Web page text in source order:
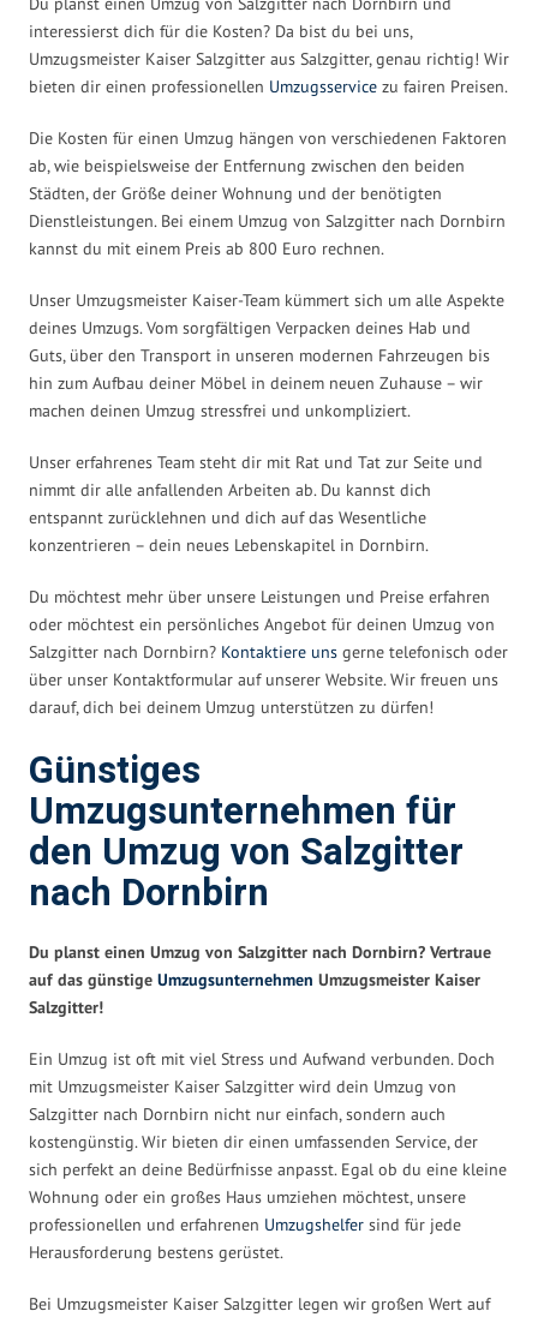
interessierst dich für die Kosten? Da bist du bei uns,
Umzugsmeister Kaiser Salzgitter aus Salzgitter, genau richtig! Wir
bieten dir einen professionellen Umzugsservice zu fairen Preisen.
Die Kosten für einen Umzug hängen von verschiedenen Faktoren
ab, wie beispielsweise der Entfernung zwischen den beiden
Städten, der Größe deiner Wohnung und der benötigten
Dienstleistungen. Bei einem Umzug von Salzgitter nach Dornbirn
kannst du mit einem Preis ab 800 Euro rechnen.
Unser Umzugsmeister Kaiser-Team kümmert sich um alle Aspekte
deines Umzugs. Vom sorgfältigen Verpacken deines Hab und
Guts, über den Transport in unseren modernen Fahrzeugen bis
hin zum Aufbau deiner Möbel in deinem neuen Zuhause – wir
machen deinen Umzug stressfrei und unkompliziert.
Unser erfahrenes Team steht dir mit Rat und Tat zur Seite und
nimmt dir alle anfallenden Arbeiten ab. Du kannst dich
entspannt zurücklehnen und dich auf das Wesentliche
konzentrieren – dein neues Lebenskapitel in Dornbirn.
Du möchtest mehr über unsere Leistungen und Preise erfahren
oder möchtest ein persönliches Angebot für deinen Umzug von
Salzgitter nach Dornbirn? Kontaktiere uns gerne telefonisch oder
über unser Kontaktformular auf unserer Website. Wir freuen uns
darauf, dich bei deinem Umzug unterstützen zu dürfen!
Günstiges
Umzugsunternehmen für
den Umzug von Salzgitter
nach Dornbirn
Du planst einen Umzug von Salzgitter nach Dornbirn? Vertraue
auf das günstige Umzugsunternehmen Umzugsmeister Kaiser
Salzgitter!
Ein Umzug ist oft mit viel Stress und Aufwand verbunden. Doch
mit Umzugsmeister Kaiser Salzgitter wird dein Umzug von
Salzgitter nach Dornbirn nicht nur einfach, sondern auch
kostengünstig. Wir bieten dir einen umfassenden Service, der
sich perfekt an deine Bedürfnisse anpasst. Egal ob du eine kleine
Wohnung oder ein großes Haus umziehen möchtest, unsere
professionellen und erfahrenen Umzugshelfer sind für jede
Herausforderung bestens gerüstet.
Bei Umzugsmeister Kaiser Salzgitter legen wir großen Wert auf